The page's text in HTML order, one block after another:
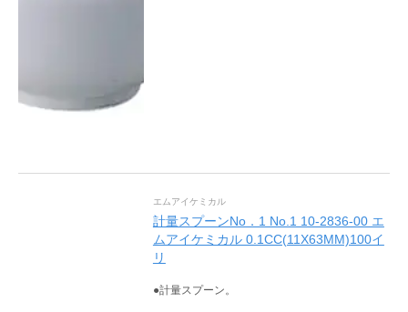
エムアイケミカル
計量スプーンNo．1 No.1 10-2836-00 エ
ムアイケミカル 0.1CC(11X63MM)100イ
リ
●計量スプーン。